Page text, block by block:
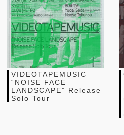
VIDEOTAPEMUSIC
“NOISE FACE
LANDSCAPE” Release
Solo Tour